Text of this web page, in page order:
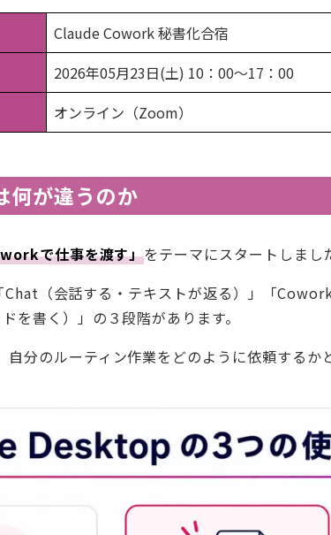
Claude Cowork 秘書化合宿
2026年05月23日(土) 10：00〜17：00
オンライン（Zoom）
が違うのか
で仕事を渡す」をテーマにスタートしまし
（会話する・テキストが返る）」「
を書く）」の３段階があります。
自分のルーティン作業をどのように依頼するか